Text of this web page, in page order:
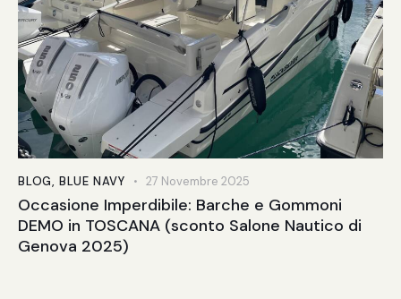
BLOG, BLUE NAVY 27 Novembre 2025
Occasione Imperdibile: Barche e Gommoni
DEMO in TOSCANA (sconto Salone Nautico di
Genova 2025)